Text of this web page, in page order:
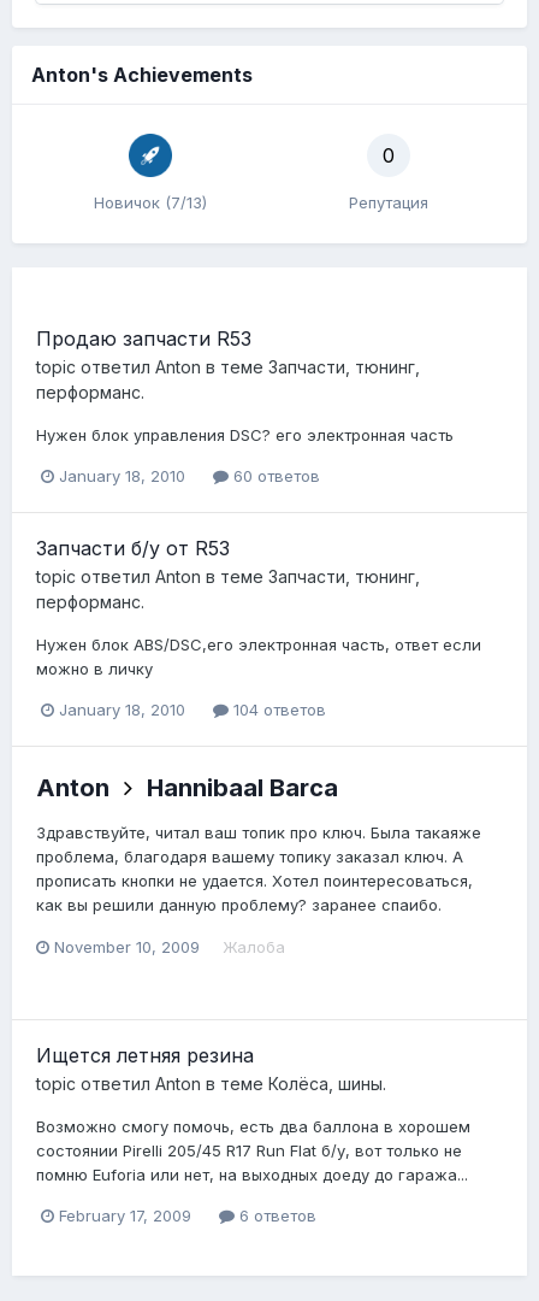
Anton's Achievements
Новичок (7/13)
0
Репутация
Продаю запчасти R53
topic ответил Anton в теме Запчасти, тюнинг,
перформанс.
Нужен блок управления DSC? его электронная часть
January 18, 2010 60 ответов
Запчасти б/у от R53
topic ответил Anton в теме Запчасти, тюнинг,
перформанс.
Нужен блок ABS/DSC,его электронная часть, ответ если
можно в личку
January 18, 2010 104 ответов
Anton Hannibaal Barca
Здравствуйте, читал ваш топик про ключ. Была такаяже
проблема, благодаря вашему топику заказал ключ. А
прописать кнопки не удается. Хотел поинтересоваться,
как вы решили данную проблему? заранее спаибо.
November 10, 2009 Жалоба
Ищется летняя резина
topic ответил Anton в теме Колёса, шины.
Возможно смогу помочь, есть два баллона в хорошем
состоянии Pirelli 205/45 R17 Run Flat б/у, вот только не
помню Euforia или нет, на выходных доеду до гаража...
February 17, 2009 6 ответов